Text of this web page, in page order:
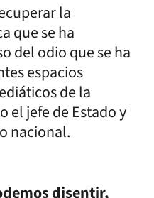
la
que se ha
del odio que se ha
espacios
de la
el jefe de Estado y
nacional.
disentir,